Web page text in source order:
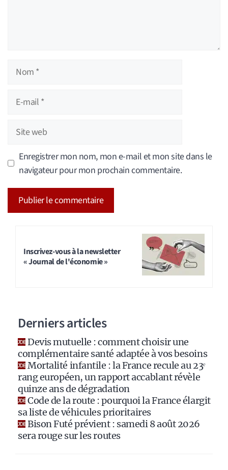
Nom
Site
web
Enregistrer mon nom, mon e-mail et mon site dans le
navigateur pour mon prochain commentaire.
Inscrivez-vous à la newsletter
« Journal de l'économie »
Derniers articles
Devis mutuelle : comment choisir une
complémentaire santé adaptée à vos besoins
Mortalité infantile : la France recule au 23ᵉ
rang européen, un rapport accablant révèle
quinze ans de dégradation
Code de la route : pourquoi la France élargit
sa liste de véhicules prioritaires
Bison Futé prévient : samedi 8 août 2026
sera rouge sur les routes